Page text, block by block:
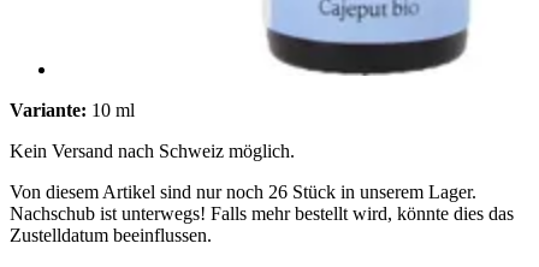
Variante: 10 ml
Kein Versand nach Schweiz möglich.
Von diesem Artikel sind nur noch 26 Stück in unserem Lager.
Nachschub ist unterwegs! Falls mehr bestellt wird, könnte dies das
Zustelldatum beeinflussen.